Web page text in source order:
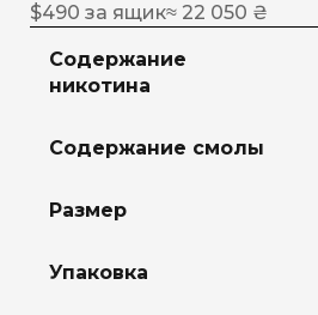
$490 за ящик≈ 22 050 ₴
Содержание
никотина
Содержание смолы
Размер
Упаковка